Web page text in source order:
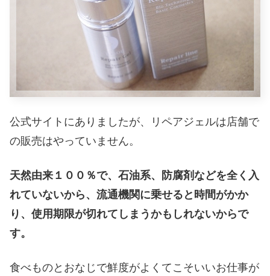
公式サイトにありましたが、リペアジェルは店舗で
の販売はやっていません。
天然由来１００％で、石油系、防腐剤などを全く入
れていないから、流通機関に乗せると時間がかか
り、使用期限が切れてしまうかもしれないからで
す。
食べものとおなじで鮮度がよくてこそいいお仕事が